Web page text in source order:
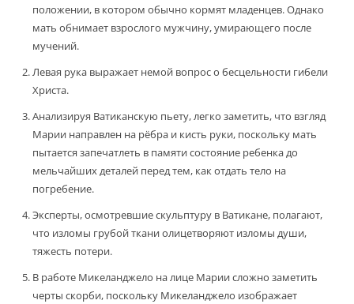
положении, в котором обычно кормят младенцев. Однако
мать обнимает взрослого мужчину, умирающего после
мучений.
Левая рука выражает немой вопрос о бесцельности гибели
Христа.
Анализируя Ватиканскую пьету, легко заметить, что взгляд
Марии направлен на рёбра и кисть руки, поскольку мать
пытается запечатлеть в памяти состояние ребенка до
мельчайших деталей перед тем, как отдать тело на
погребение.
Эксперты, осмотревшие скульптуру в Ватикане, полагают,
что изломы грубой ткани олицетворяют изломы души,
тяжесть потери.
В работе Микеланджело на лице Марии сложно заметить
черты скорби, поскольку Микеланджело изображает